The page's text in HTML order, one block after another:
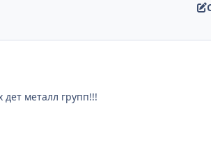
металл групп!!!